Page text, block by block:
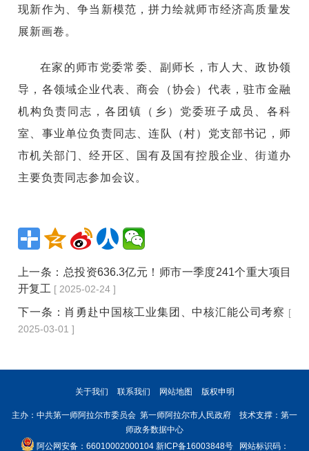
现新作为、争当新模范，拼力绘就师市经济高质量发
展新画卷。
在家的师市党委常委、副师长，市人大、政协领
导，各领域企业代表、商会（协会）代表，驻市金融
机构负责同志，各团镇（乡）党委班子成员、各科
室、事业单位负责同志、连队（村）党支部书记，师
市机关部门、经开区、国有及国有控股企业、街道办
主要负责同志参加会议。
上一条： 总投资636.3亿元！师市一季度241个重大项目
开复工 [ 2025-02-24 ]
下一条： 肖勇赴中国核工业集团、中核汇能公司考察 [
2025-03-01 ]
关于我们 联系我们 网站地图 版权申明
主办：中共第一师阿拉尔市委员会 第一师阿拉尔市人民政府 技术支撑：第一
师政务数据中心
阿公网安备：66010002000104 新ICP备16003848号网站标识码：